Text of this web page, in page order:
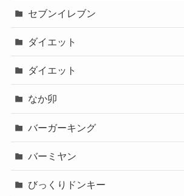
セブンイレブン
ダイエット
ダイエット
なか卯
バーガーキング
バーミヤン
びっくりドンキー